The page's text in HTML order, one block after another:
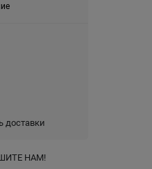
доставки
НАМ!